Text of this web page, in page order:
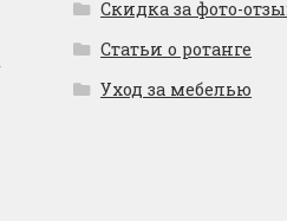
Скидка за фото-
Статьи о ротанге
Уход за мебелью